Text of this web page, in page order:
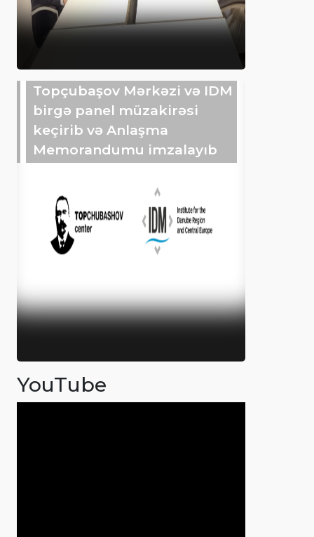
Topçubaşov Mərkəzi və IDM
birgə panel müzakirəsi
keçirib və Anlaşma
Memorandumu imzalayıb
YouTube